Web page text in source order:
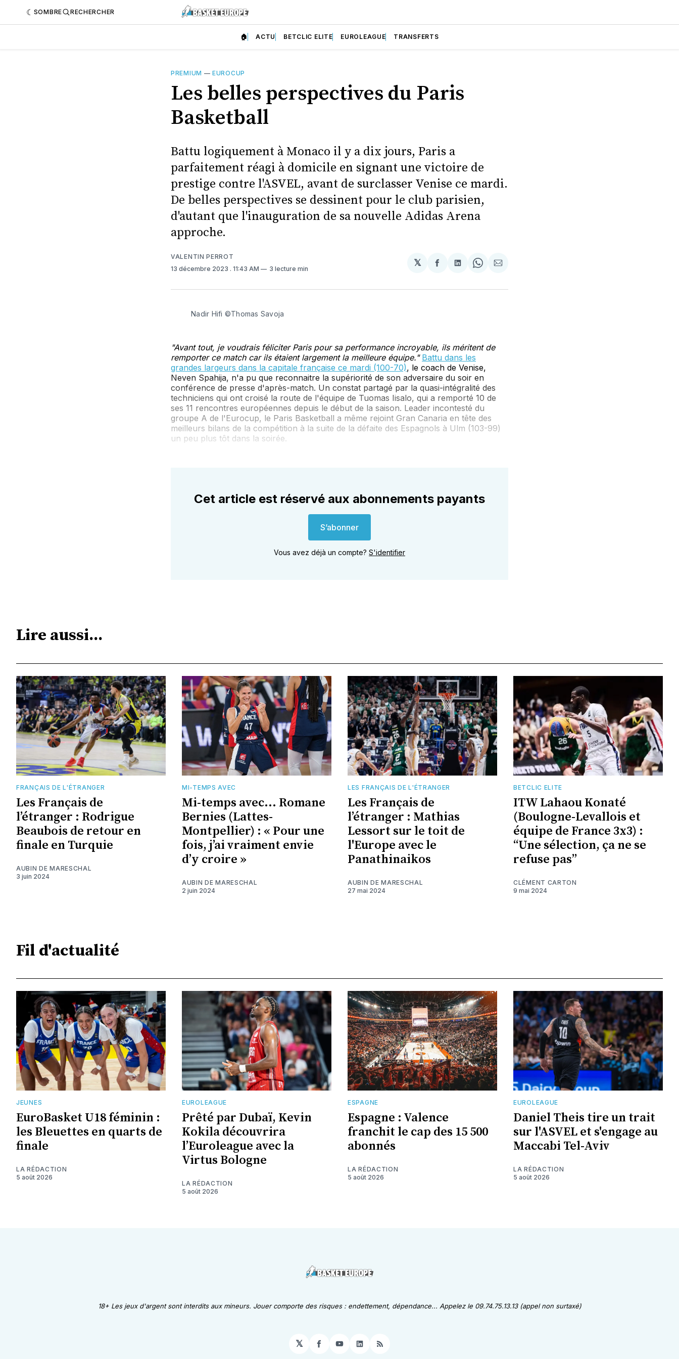
SOMBRE RECHERCHER
🏠 ACTU BETCLIC ELITE EUROLEAGUE TRANSFERTS
PREMIUM —EUROCUP
Les belles perspectives du Paris
Basketball
Battu logiquement à Monaco il y a dix jours, Paris a
parfaitement réagi à domicile en signant une victoire de
prestige contre l'ASVEL, avant de surclasser Venise ce mardi.
De belles perspectives se dessinent pour le club parisien,
d'autant que l'inauguration de sa nouvelle Adidas Arena
approche.
VALENTIN PERROT
13 décembre 2023 . 11:43 AM 3 lecture min
𝕏
Partager
Facebook
Partager
LinkedIn
Share
WhatsApp
Partager
Courriel
Nadir Hifi ©Thomas Savoja
"Avant tout, je voudrais féliciter Paris pour sa performance incroyable, ils méritent de
remporter ce match car ils étaient largement la meilleure équipe." Battu dans les
grandes largeurs dans la capitale française ce mardi (100-70), le coach de Venise,
Neven Spahija, n'a pu que reconnaitre la supériorité de son adversaire du soir en
conférence de presse d'après-match. Un constat partagé par la quasi-intégralité des
techniciens qui ont croisé la route de l'équipe de Tuomas Iisalo, qui a remporté 10 de
ses 11 rencontres européennes depuis le début de la saison. Leader incontesté du
groupe A de l'Eurocup, le Paris Basketball a même rejoint Gran Canaria en tête des
meilleurs bilans de la compétition à la suite de la défaite des Espagnols à Ulm (103-99)
un peu plus tôt dans la soirée.
Cet article est réservé aux abonnements payants
S’abonner
Vous avez déjà un compte? S'identifier
Lire aussi...
FRANÇAIS DE L'ÉTRANGER
Les Français de
l’étranger : Rodrigue
Beaubois de retour en
finale en Turquie
AUBIN DE MARESCHAL
3 juin 2024
MI-TEMPS AVEC
Mi-temps avec... Romane
Bernies (Lattes-
Montpellier) : « Pour une
fois, j’ai vraiment envie
d’y croire »
AUBIN DE MARESCHAL
2 juin 2024
LES FRANÇAIS DE L'ÉTRANGER
Les Français de
l’étranger : Mathias
Lessort sur le toit de
l'Europe avec le
Panathinaikos
AUBIN DE MARESCHAL
27 mai 2024
BETCLIC ELITE
ITW Lahaou Konaté
(Boulogne-Levallois et
équipe de France 3x3) :
“Une sélection, ça ne se
refuse pas”
CLÉMENT CARTON
9 mai 2024
Fil d'actualité
JEUNES
EuroBasket U18 féminin :
les Bleuettes en quarts de
finale
LA RÉDACTION
5 août 2026
EUROLEAGUE
Prêté par Dubaï, Kevin
Kokila découvrira
l’Euroleague avec la
Virtus Bologne
LA RÉDACTION
5 août 2026
ESPAGNE
Espagne : Valence
franchit le cap des 15 500
abonnés
LA RÉDACTION
5 août 2026
EUROLEAGUE
Daniel Theis tire un trait
sur l'ASVEL et s'engage au
Maccabi Tel-Aviv
LA RÉDACTION
5 août 2026
18+ Les jeux d'argent sont interdits aux mineurs. Jouer comporte des risques : endettement, dépendance... Appelez le 09.74.75.13.13 (appel non surtaxé)
𝕏 Facebook
YouTube
LinkedIn
RSS